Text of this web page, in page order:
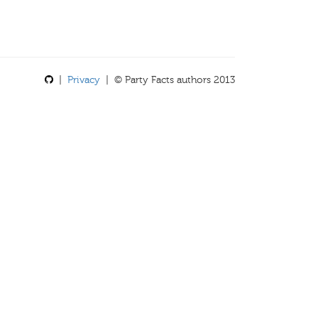
Privacy | © Party Facts authors 2013